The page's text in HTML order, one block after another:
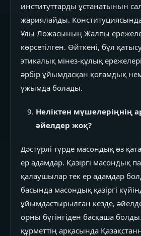
институттарды ұстанатынын
жариялайды.
Ұлы Ложасының Жалпы
көрсетілген. Өйткені, бұл
этикалық мінез-құлық
әрбір ұйымдасқан қоғамдық
ұжымда болады.
Неліктен мүшелеріңнің
әйелдер жоқ?
Дәстүрлі түрде масондық өз
ер адамдар. Қазіргі масондық
қалаушылар тек ер адамдар
басында масондық қазіргі
ұйымдастырылған кезде,
орны бүгінгіден басқаша
құрметтің арқасында